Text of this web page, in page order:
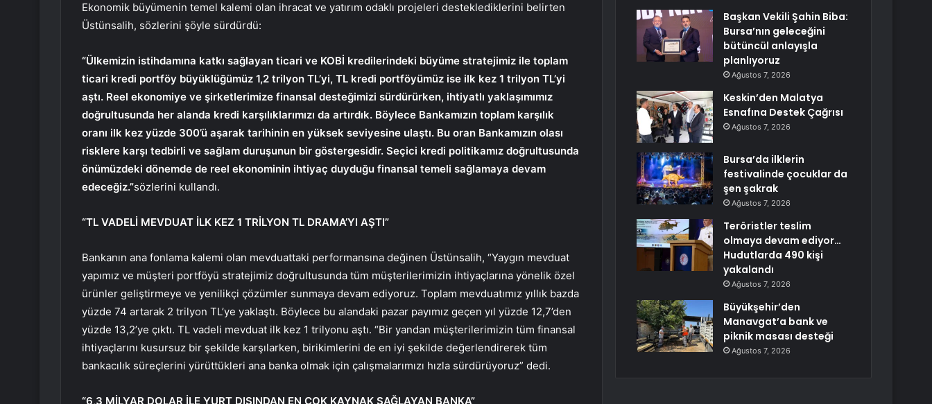
Ekonomik büyümenin temel kalemi olan ihracat ve yatırım odaklı projeleri desteklediklerini belirten
Üstünsalih, sözlerini şöyle sürdürdü:
“Ülkemizin istihdamına katkı sağlayan ticari ve KOBİ kredilerindeki büyüme stratejimiz ile toplam
ticari kredi portföy büyüklüğümüz 1,2 trilyon TL’yi, TL kredi portföyümüz ise ilk kez 1 trilyon TL’yi
aştı. Reel ekonomiye ve şirketlerimize finansal desteğimizi sürdürürken, ihtiyatlı yaklaşımımız
doğrultusunda her alanda kredi karşılıklarımızı da artırdık. Böylece Bankamızın toplam karşılık
oranı ilk kez yüzde 300’ü aşarak tarihinin en yüksek seviyesine ulaştı. Bu oran Bankamızın olası
risklere karşı tedbirli ve sağlam duruşunun bir göstergesidir. Seçici kredi politikamız doğrultusunda
önümüzdeki dönemde de reel ekonominin ihtiyaç duyduğu finansal temeli sağlamaya devam
edeceğiz.”sözlerini kullandı.
“TL VADELİ MEVDUAT İLK KEZ 1 TRİLYON TL DRAMA’YI AŞTI”
Bankanın ana fonlama kalemi olan mevduattaki performansına değinen Üstünsalih, “Yaygın mevduat
yapımız ve müşteri portföyü stratejimiz doğrultusunda tüm müşterilerimizin ihtiyaçlarına yönelik özel
ürünler geliştirmeye ve yenilikçi çözümler sunmaya devam ediyoruz. Toplam mevduatımız yıllık bazda
yüzde 74 artarak 2 trilyon TL’ye yaklaştı. Böylece bu alandaki pazar payımız geçen yıl yüzde 12,7’den
yüzde 13,2’ye çıktı. TL vadeli mevduat ilk kez 1 trilyonu aştı. “Bir yandan müşterilerimizin tüm finansal
ihtiyaçlarını kusursuz bir şekilde karşılarken, birikimlerini de en iyi şekilde değerlendirerek tüm
bankacılık süreçlerini yürüttükleri ana banka olmak için çalışmalarımızı hızla sürdürüyoruz” dedi.
“6,3 MİLYAR DOLAR İLE YURT DIŞINDAN EN ÇOK KAYNAK SAĞLAYAN BANKA”
Başkan Vekili Şahin Biba:
Bursa’nın geleceğini
bütüncül anlayışla
planlıyoruz
Ağustos 7, 2026
Keskin’den Malatya
Esnafına Destek Çağrısı
Ağustos 7, 2026
Bursa’da ilklerin
festivalinde çocuklar da
şen şakrak
Ağustos 7, 2026
Teröristler teslim
olmaya devam ediyor…
Hudutlarda 490 kişi
yakalandı
Ağustos 7, 2026
Büyükşehir’den
Manavgat’a bank ve
piknik masası desteği
Ağustos 7, 2026